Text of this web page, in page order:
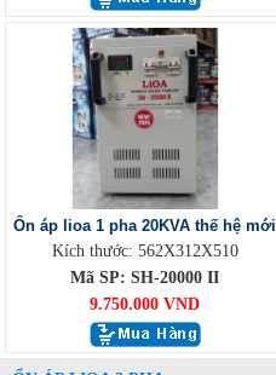
Ổn áp lioa 1 pha 20KVA thế hệ mới
Kích thước: 562X312X510
Mã SP: SH-20000 II
9.750.000 VND